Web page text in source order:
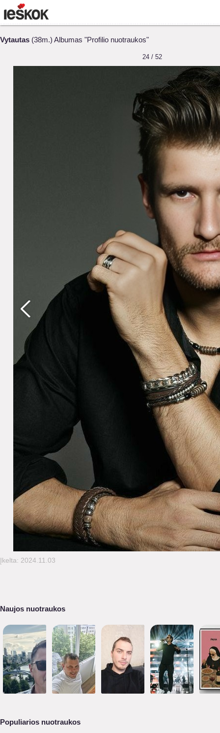
Vytautas (38m.) Albumas "Profilio nuotraukos"
24 / 52
Įkelta: 2024.11.03
Naujos nuotraukos
Populiarios nuotraukos